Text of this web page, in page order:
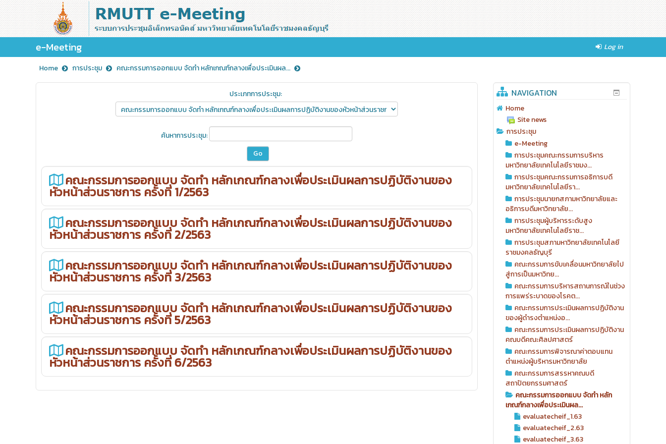
e-Meeting Log in
Home การประชุม คณะกรรมการออกแบบ จัดทำ หลักเกณฑ์กลางเพื่อประเมินผล...
ประเภทการประชุม:
ค้นหาการประชุม:
คณะกรรมการออกแบบ จัดทำ หลักเกณฑ์กลางเพื่อประเมินผลการปฏิบัติงานของ
หัวหน้าส่วนราชการ ครั้งที่ 1/2563
คณะกรรมการออกแบบ จัดทำ หลักเกณฑ์กลางเพื่อประเมินผลการปฏิบัติงานของ
หัวหน้าส่วนราชการ ครั้งที่ 2/2563
คณะกรรมการออกแบบ จัดทำ หลักเกณฑ์กลางเพื่อประเมินผลการปฏิบัติงานของ
หัวหน้าส่วนราชการ ครั้งที่ 3/2563
คณะกรรมการออกแบบ จัดทำ หลักเกณฑ์กลางเพื่อประเมินผลการปฏิบัติงานของ
หัวหน้าส่วนราชการ ครั้งที่ 5/2563
คณะกรรมการออกแบบ จัดทำ หลักเกณฑ์กลางเพื่อประเมินผลการปฏิบัติงานของ
หัวหน้าส่วนราชการ ครั้งที่ 6/2563
NAVIGATION
Home
Site news
การประชุม
e-Meeting
การประชุมคณะกรรมการบริหาร
มหาวิทยาลัยเทคโนโลยีราชมง...
การประชุมคณะกรรมการอธิการบดี
มหาวิทยาลัยเทคโนโลยีรา...
การประชุมนายกสภามหาวิทยาลัยและ
อธิการบดีมหาวิทยาลัย...
การประชุมผู้บริหารระดับสูง
มหาวิทยาลัยเทคโนโลยีราช...
การประชุมสภามหาวิทยาลัยเทคโนโลยี
ราชมงคลธัญบุรี
คณะกรรมการขับเคลื่อนมหาวิทยาลัยไป
สู่การเป็นมหาวิทย...
คณะกรรมการบริหารสถานการณ์ในช่วง
การแพร่ระบาดของโรคต...
คณะกรรมการประเมินผลการปฏิบัติงาน
ของผู้ดำรงตำแหน่งอ...
คณะกรรมการประเมินผลการปฏิบัติงาน
คณบดีคณะศิลปศาสตร์
คณะกรรมการพิจารณาค่าตอบแทน
ตำแหน่งผู้บริหารมหาวิทยาลัย
คณะกรรมการสรรหาคณบดี
สถาปัตยกรรมศาสตร์
คณะกรรมการออกแบบ จัดทำ หลัก
เกณฑ์กลางเพื่อประเมินผล...
evaluatecheif_1.63
evaluatecheif_2.63
evaluatecheif_3.63